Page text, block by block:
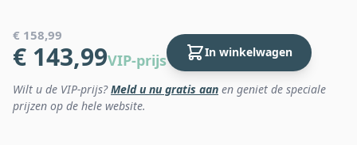
€ 158,99
€ 143,99VIP-prijs In winkelwagen
Wilt u de VIP-prijs?Meld u nu gratis aan en geniet de speciale
prijzen op de hele website.